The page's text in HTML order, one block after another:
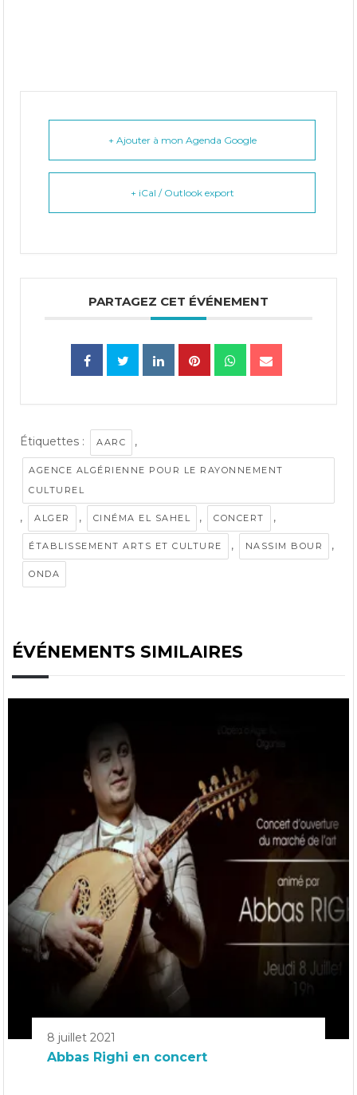
+ Ajouter à mon Agenda Google
+ iCal / Outlook export
PARTAGEZ CET ÉVÉNEMENT
Étiquettes : AARC ,
AGENCE ALGÉRIENNE POUR LE RAYONNEMENT
CULTUREL
, ALGER , CINÉMA EL SAHEL , CONCERT ,
ÉTABLISSEMENT ARTS ET CULTURE , NASSIM BOUR ,
ONDA
ÉVÉNEMENTS SIMILAIRES
8 juillet 2021
Abbas Righi en concert